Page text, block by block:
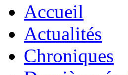
Accueil
Actualités
Chroniques